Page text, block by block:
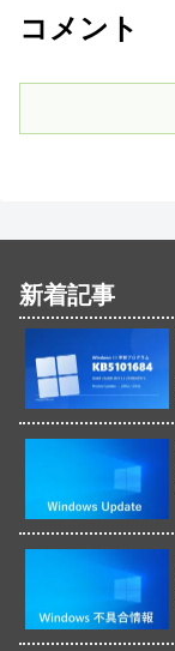
コメント
新着記事